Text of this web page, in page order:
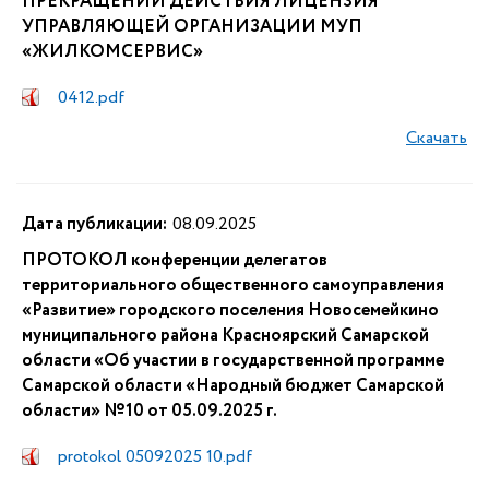
УПРАВЛЯЮЩЕЙ ОРГАНИЗАЦИИ МУП
«ЖИЛКОМСЕРВИС»
0412.pdf
Скачать
Дата публикации: 08.09.2025
ПРОТОКОЛ конференции делегатов
территориального общественного самоуправления
«Развитие» городского поселения Новосемейкино
муниципального района Красноярский Самарской
области «Об участии в государственной программе
Самарской области «Народный бюджет Самарской
области» №10 от 05.09.2025 г.
protokol 05092025 10.pdf